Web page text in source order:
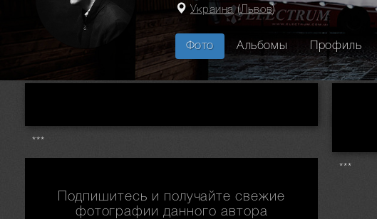
Украина(Львов)
Фото Альбомы Профиль
***
***
Подпишитесь и получайте свежие
фотографии данного автора